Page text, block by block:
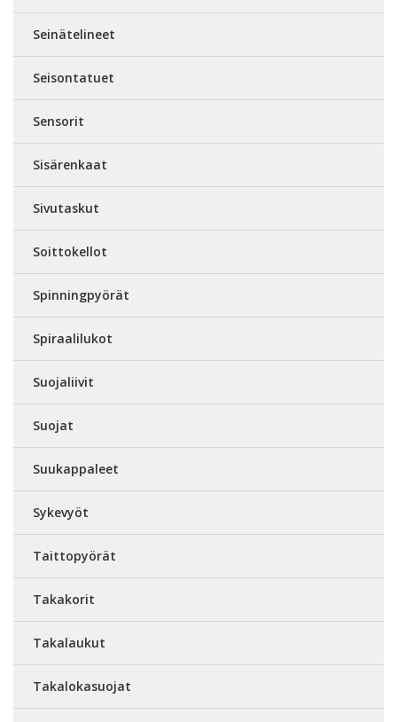
Seinätelineet
Seisontatuet
Sensorit
Sisärenkaat
Sivutaskut
Soittokellot
Spinningpyörät
Spiraalilukot
Suojaliivit
Suojat
Suukappaleet
Sykevyöt
Taittopyörät
Takakorit
Takalaukut
Takalokasuojat